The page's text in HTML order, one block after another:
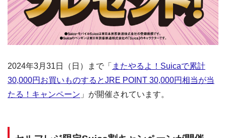
2024年3月31日（日）まで「 またやるよ！Suicaで累計
30,000円お買いものするとJRE POINT 30,000円相当が当
たる！キャンペーン 」が開催されています。